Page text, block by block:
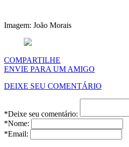
Imagem: João Morais
COMPARTILHE
ENVIE PARA UM AMIGO
DEIXE SEU COMENTÁRIO
*Deixe seu comentário:
*Nome:
*Email: